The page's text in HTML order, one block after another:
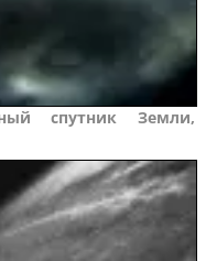
спутник Земли,